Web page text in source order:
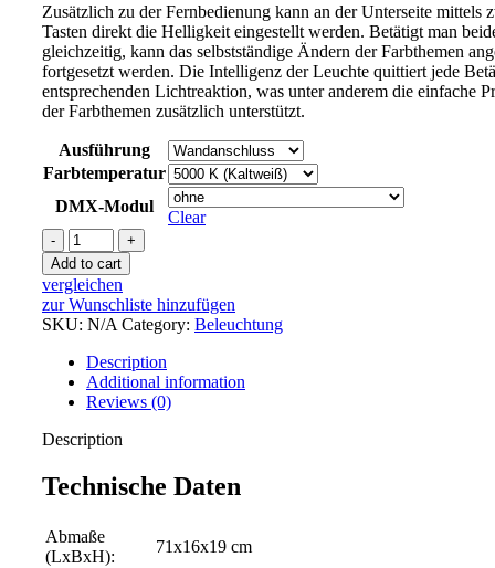
Zusätzlich zu der Fernbedienung kann an der Unterseite mittels
Tasten direkt die Helligkeit eingestellt werden. Betätigt man
gleichzeitig, kann das selbstständige Ändern der Farbthemen
fortgesetzt werden. Die Intelligenz der Leuchte quittiert jede
entsprechenden Lichtreaktion, was unter anderem die einfache
der Farbthemen zusätzlich unterstützt.
Ausführung
Farbtemperatur
DMX-Modul
Clear
Wandleuchte
COSMA
quantity
Add to cart
vergleichen
zur Wunschliste hinzufügen
SKU: N/A Category: Beleuchtung
Description
Additional information
Reviews (0)
Description
Technische Daten
Abmaße
(LxBxH):
71x16x19 cm